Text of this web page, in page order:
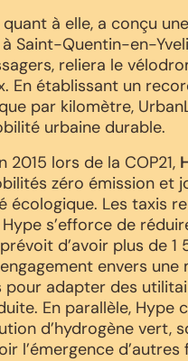
quant à elle, a conçu
Saint-Quentin-en-
reliera le
En établissant un
par kilomètre,
urbaine durable.
lors de la COP21,
zéro émission et
écologique. Les taxis
s’efforce de
d’avoir plus de
envers
pour adapter des
En parallèle,
d’hydrogène vert,
l’émergence